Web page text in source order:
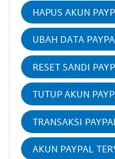
HAPUS AKUN
UBAH DATA
RESET SANDI
TUTUP AKUN
TRANSAKSI PAYPAL
AKUN PAYPAL